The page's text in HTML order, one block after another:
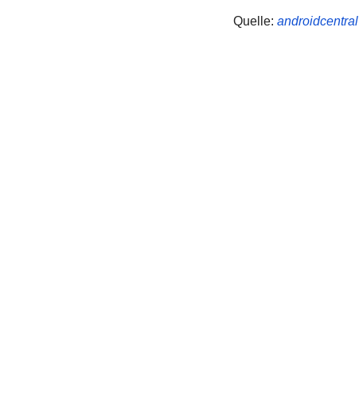
Quelle: androidcentral